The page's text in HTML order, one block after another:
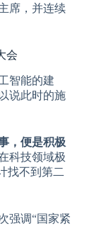
席，并连续
会
智能的建
说此时的施
，便是积极
科技领域极
找不到第二
强调“国家紧